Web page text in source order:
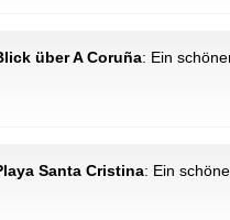
über A Coruña: Ein
Santa Cristina: Ein